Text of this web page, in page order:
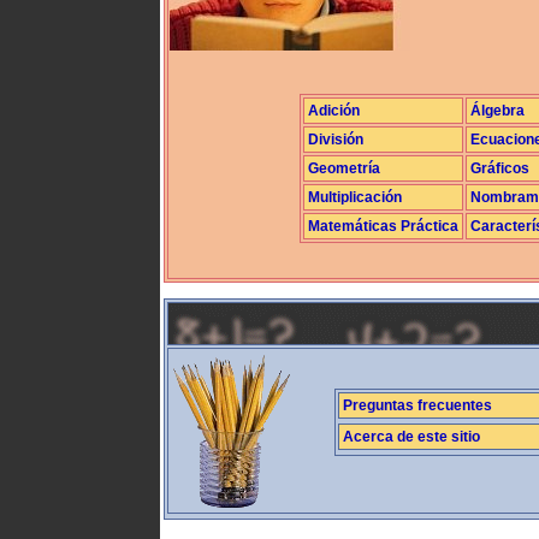
Adición
Álgebra
División
Geometría
Gráficos
Multiplicación
Matemáticas Práctica
Preguntas frecuentes
Acerca de este sitio